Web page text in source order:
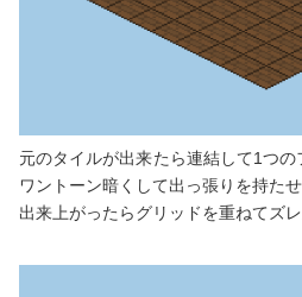
元のタイルが出来たら連結して1つ
ワントーン暗くして出っ張りを持たせ
出来上がったらグリッドを重ねてズ